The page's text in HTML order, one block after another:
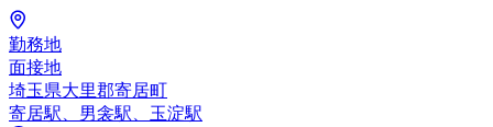
勤務地
面接地
埼玉県大里郡寄居町
寄居駅、男衾駅、玉淀駅